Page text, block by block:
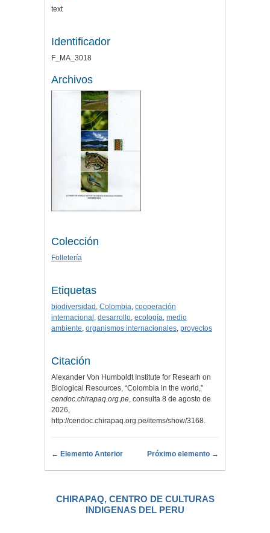
text
Identificador
F_MA_3018
Archivos
Colección
Folletería
Etiquetas
biodiversidad , Colombia, cooperación
internacional , desarrollo, ecología, medio
ambiente, organismos internacionales, proyectos
Citación
Alexander Von Humboldt Institute for Researh on
Biological Resources, “Colombia in the world,”
cendoc.chirapaq.org.pe, consulta 8 de agosto de
2026,
http://cendoc.chirapaq.org.pe/items/show/3168.
← Elemento Anterior Próximo elemento →
CHIRAPAQ, CENTRO DE CULTURAS
INDIGENAS DEL PERU